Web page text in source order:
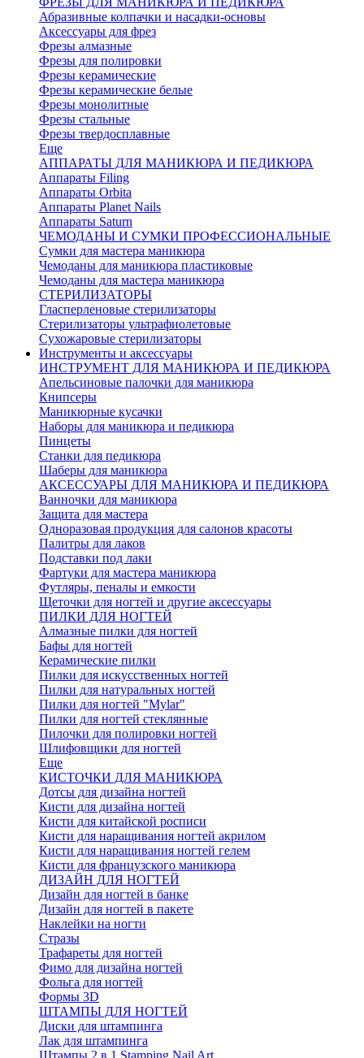
Абразивные колпачки и насадки-основы
Аксессуары для фрез
Фрезы алмазные
Фрезы для полировки
Фрезы керамические
Фрезы керамические белые
Фрезы монолитные
Фрезы стальные
Фрезы твердосплавные
Еще
АППАРАТЫ ДЛЯ МАНИКЮРА И ПЕДИКЮРА
Аппараты Filing
Аппараты Orbita
Аппараты Planet Nails
Аппараты Saturn
ЧЕМОДАНЫ И СУМКИ ПРОФЕССИОНАЛЬНЫЕ
Сумки для мастера маникюра
Чемоданы для маникюра пластиковые
Чемоданы для мастера маникюра
СТЕРИЛИЗАТОРЫ
Гласперленовые стерилизаторы
Стерилизаторы ультрафиолетовые
Сухожаровые стерилизаторы
Инструменты и аксессуары
ИНСТРУМЕНТ ДЛЯ МАНИКЮРА И ПЕДИКЮРА
Апельсиновые палочки для маникюра
Книпсеры
Маникюрные кусачки
Наборы для маникюра и педикюра
Пинцеты
Станки для педикюра
Шаберы для маникюра
АКСЕССУАРЫ ДЛЯ МАНИКЮРА И ПЕДИКЮРА
Ванночки для маникюра
Защита для мастера
Одноразовая продукция для салонов красоты
Палитры для лаков
Подставки под лаки
Фартуки для мастера маникюра
Футляры, пеналы и емкости
Щеточки для ногтей и другие аксессуары
ПИЛКИ ДЛЯ НОГТЕЙ
Алмазные пилки для ногтей
Бафы для ногтей
Керамические пилки
Пилки для искусственных ногтей
Пилки для натуральных ногтей
Пилки для ногтей "Mylar"
Пилки для ногтей стеклянные
Пилочки для полировки ногтей
Шлифовщики для ногтей
Еще
КИСТОЧКИ ДЛЯ МАНИКЮРА
Дотсы для дизайна ногтей
Кисти для дизайна ногтей
Кисти для китайской росписи
Кисти для наращивания ногтей акрилом
Кисти для наращивания ногтей гелем
Кисти для французского маникюра
ДИЗАЙН ДЛЯ НОГТЕЙ
Дизайн для ногтей в банке
Дизайн для ногтей в пакете
Наклейки на ногти
Стразы
Трафареты для ногтей
Фимо для дизайна ногтей
Фольга для ногтей
Формы 3D
ШТАМПЫ ДЛЯ НОГТЕЙ
Диски для штампинга
Лак для штампинга
Штампы 2 в 1 Stamping Nail Art